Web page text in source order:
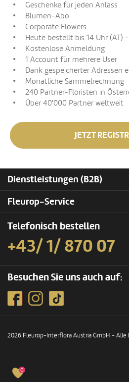
0
Geschenke für jeden Anlass
Blumen-Abo
Corporate Flowers
Heute bestellt bis 14 Uhr (AT)
Kostenlose Anmeldung
1 Account für mehrere User
Dank gespeicherter Adressen
Monatliche Sammelrechnung
240 Partner-Floristen in
Über 40'000 Partner weltweit
JETZT
Dienstleistungen (B2B)
Fleurop-Service
Telefonisch bestellen
+43/ 1/ 870 07
Besuchen Sie uns auch auf:
2026 Fleurop-Interflora Austria GmbH - Alle